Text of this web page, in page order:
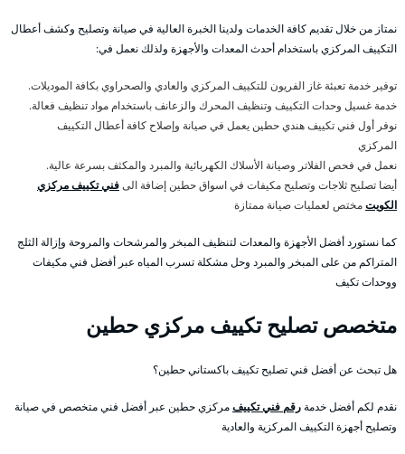
نمتاز من خلال تقديم كافة الخدمات ولدينا الخبرة العالية في صيانة وتصليح وكشف أعطال
التكييف المركزي باستخدام أحدث المعدات والأجهزة ولذلك نعمل في:
توفير خدمة تعبئة غاز الفريون للتكييف المركزي والعادي والصحراوي بكافة الموديلات.
خدمة غسيل وحدات التكييف وتنظيف المحرك والزعانف باستخدام مواد تنظيف فعالة.
نوفر أول فني تكييف هندي حطين يعمل في صيانة وإصلاح كافة أعطال التكييف
المركزي
نعمل في فحص الفلاتر وصيانة الأسلاك الكهربائية والمبرد والمكثف بسرعة عالية.
أيضا تصليح ثلاجات وتصليح مكيفات في اسواق حطين إضافة الىفني تكييف مركزي
الكويتمختص لعمليات صيانة ممتازة
كما نستورد أفضل الأجهزة والمعدات لتنظيف المبخر والمرشحات والمروحة وإزالة الثلج
المتراكم من على المبخر والمبرد وحل مشكلة تسرب المياه عبر أفضل فني مكيفات
ووحدات تكيف
متخصص تصليح تكييف مركزي حطين
هل تبحث عن أفضل فني تصليح تكييف باكستاني حطين؟
نقدم لكم أفضل خدمةرقم فني تكييفمركزي حطين عبر أفضل فني متخصص في صيانة
وتصليح أجهزة التكييف المركزية والعادية